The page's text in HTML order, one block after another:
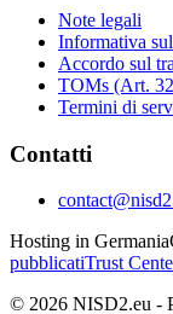
Note legali
Informativa
Accordo sul
TOMs (Art.
Termini di
Contatti
Hosting in Germania
pubblicatiTrust
© 2026 NISD2.eu -